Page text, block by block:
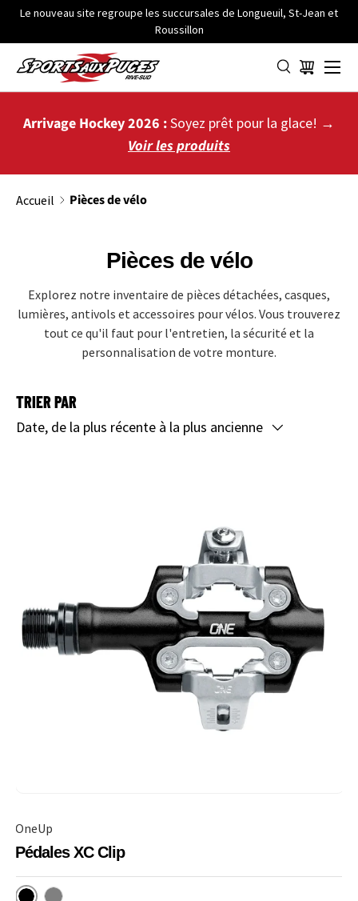
ALLER AU CONTENU
Le nouveau site regroupe les succursales de Longueuil, St-Jean et
Roussillon
Panier
Menu
Arrivage Hockey 2026 :Soyez prêt pour la glace! →
Voir les produits
Accueil Pièces de vélo
Pièces de vélo
Explorez notre inventaire de pièces détachées, casques,
lumières, antivols et accessoires pour vélos. Vous trouverez
tout ce qu'il faut pour l'entretien, la sécurité et la
personnalisation de votre monture.
TRIER PAR
Date, de la plus récente à la plus ancienne
OneUp
Pédales XC Clip